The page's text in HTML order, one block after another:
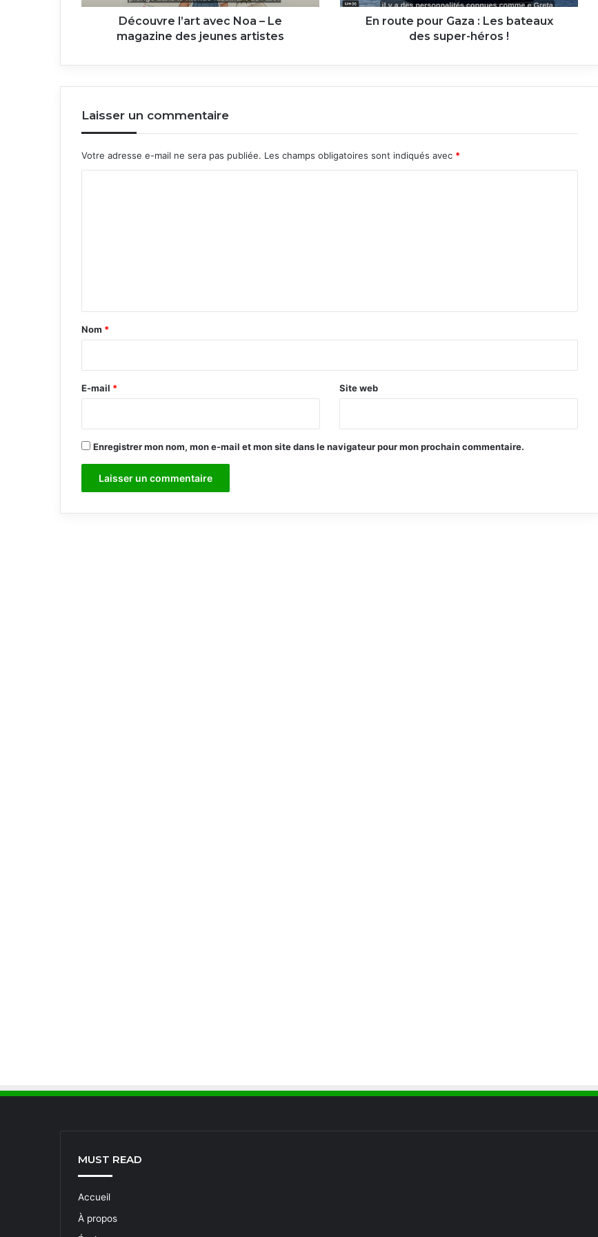
jeunes
Découvre l’art avec Noa – Le
magazine des jeunes artistes
super-
En route pour Gaza : Les bateaux
des super-héros !
Laisser un commentaire
Votre adresse e-mail ne sera pas publiée. Les champs obligatoires sont indiqués avec *
a
e
Nom *
E-mail * Site web
Enregistrer mon nom, mon e-mail et mon site dans le navigateur pour mon prochain commentaire.
MUST READ
Accueil
À propos